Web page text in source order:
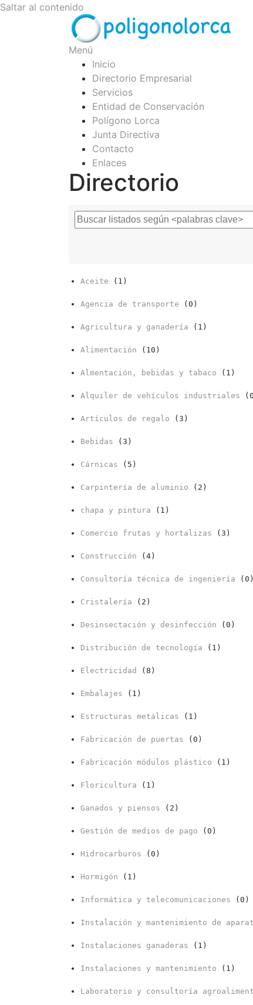
Saltar al contenido
Menú
Inicio
Directorio Empresarial
Servicios
Entidad de Conservación
Polígono Lorca
Junta Directiva
Contacto
Enlaces
Directorio
Aceite (1)
Agencia de transporte (0)
Agricultura y ganadería (1)
Alimentación (10)
Almentación, bebidas y tabaco (1)
Alquiler de vehículos industriales
Artículos de regalo (3)
Bebidas (3)
Cárnicas (5)
Carpintería de aluminio (2)
chapa y pintura (1)
Comercio frutas y hortalizas (3)
Construcción (4)
Consultoría técnica de ingeniería (0)
Cristalería (2)
Desinsectación y desinfección (0)
Distribución de tecnología (1)
Electricidad (8)
Embalajes (1)
Estructuras metálicas (1)
Fabricación de puertas (0)
Fabricación módulos plástico (1)
Floricultura (1)
Ganados y piensos (2)
Gestión de medios de pago (0)
Hidrocarburos (0)
Hormigón (1)
Informática y telecomunicaciones (0)
Instalación y mantenimiento de
Instalaciones ganaderas (1)
Instalaciones y mantenimiento (1)
Laboratorio y consultoría